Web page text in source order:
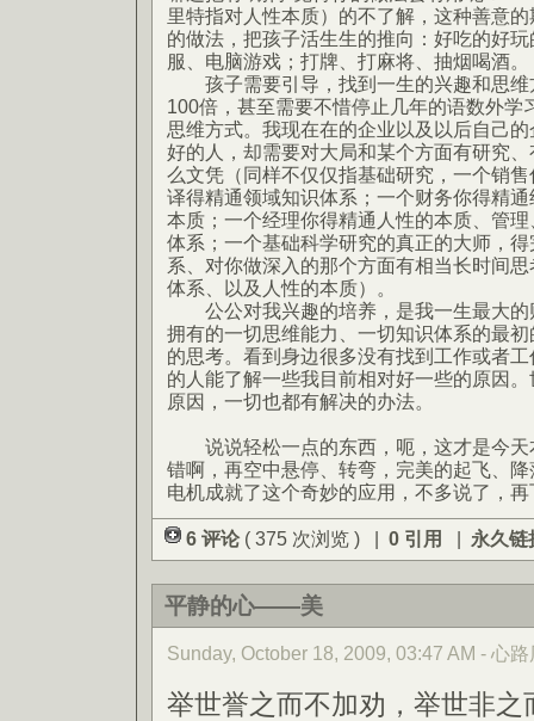
里特指对人性本质）的不了解，这种善意
的做法，把孩子活生生的推向：好吃的好
服、电脑游戏；打牌、打麻将、抽烟喝酒。
孩子需要引导，找到一生的兴趣和思维
100倍，甚至需要不惜停止几年的语数外学
思维方式。我现在在的企业以及以后自己
好的人，却需要对大局和某个方面有研究
么文凭（同样不仅仅指基础研究，一个销
译得精通领域知识体系；一个财务你得精
本质；一个经理你得精通人性的本质、管
体系；一个基础科学研究的真正的大师，
系、对你做深入的那个方面有相当长时间
体系、以及人性的本质）。
公公对我兴趣的培养，是我一生最大的
拥有的一切思维能力、一切知识体系的最
的思考。看到身边很多没有找到工作或者
的人能了解一些我目前相对好一些的原因。
原因，一切也都有解决的办法。
说说轻松一点的东西，呃，这才是今
错啊，再空中悬停、转弯，完美的起飞、
电机成就了这个奇妙的应用，不多说了，
6 评论 ( 375 次浏览 ) | 0 引用 | 永久链
平静的心——美
Sunday, October 18, 2009, 03:47 AM - 心
举世誉之而不加劝，举世非之